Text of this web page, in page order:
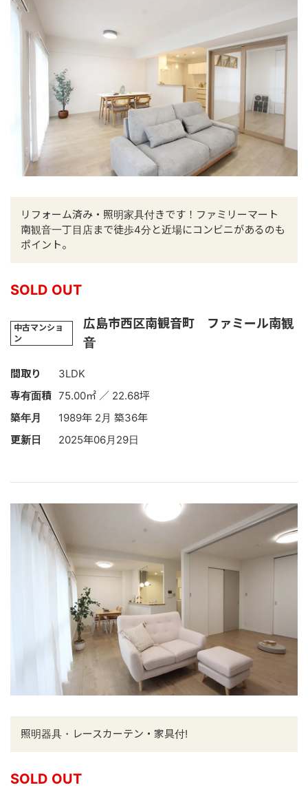
リフォーム済み・照明家具付きです！ファミリーマート
南観音一丁目店まで徒歩4分と近場にコンビニがあるのも
ポイント。
SOLD OUT
中古マンショ
ン
広島市西区南観音町 ファミール南観
音
間取り
3LDK
専有面積 75.00㎡ ／ 22.68坪
築年月
1989年 2月 築36年
更新日
2025年06月29日
照明器具・レースカーテン・家具付!
SOLD OUT